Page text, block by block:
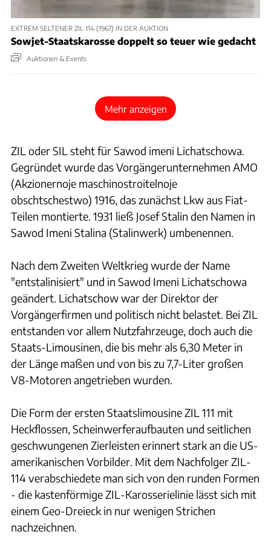
EXTREM SELTENER ZIL 114 (1967) IN DER AUKTION
Sowjet-Staatskarosse doppelt so teuer wie gedacht
Auktionen & Events
Mehr anzeigen
ZIL oder SIL steht für Sawod imeni Lichatschowa.
Gegründet wurde das Vorgängerunternehmen AMO
(Akzionernoje maschinostroitelnoje
obschtschestwo) 1916, das zunächst Lkw aus Fiat-
Teilen montierte. 1931 ließ Josef Stalin den Namen in
Sawod Imeni Stalina (Stalinwerk) umbenennen.
Nach dem Zweiten Weltkrieg wurde der Name
"entstalinisiert" und in Sawod Imeni Lichatschowa
geändert. Lichatschow war der Direktor der
Vorgängerfirmen und politisch nicht belastet. Bei ZIL
entstanden vor allem Nutzfahrzeuge, doch auch die
Staats-Limousinen, die bis mehr als 6,30 Meter in
der Länge maßen und von bis zu 7,7-Liter großen
V8-Motoren angetrieben wurden.
Die Form der ersten Staatslimousine ZIL 111 mit
Heckflossen, Scheinwerferaufbauten und seitlichen
geschwungenen Zierleisten erinnert stark an die US-
amerikanischen Vorbilder. Mit dem Nachfolger ZIL-
114 verabschiedete man sich von den runden Formen
- die kastenförmige ZIL-Karosserielinie lässt sich mit
einem Geo-Dreieck in nur wenigen Strichen
nachzeichnen.